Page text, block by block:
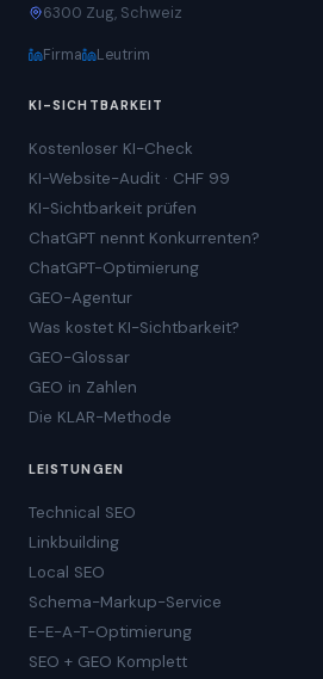
6300 Zug, Schweiz
Firma Leutrim
KI-SICHTBARKEIT
Kostenloser KI-Check
KI-Website-Audit · CHF 99
KI-Sichtbarkeit prüfen
ChatGPT nennt Konkurrenten?
ChatGPT-Optimierung
GEO-Agentur
Was kostet KI-Sichtbarkeit?
GEO-Glossar
GEO in Zahlen
Die KLAR-Methode
LEISTUNGEN
Technical SEO
Linkbuilding
Local SEO
Schema-Markup-Service
E-E-A-T-Optimierung
SEO + GEO Komplett